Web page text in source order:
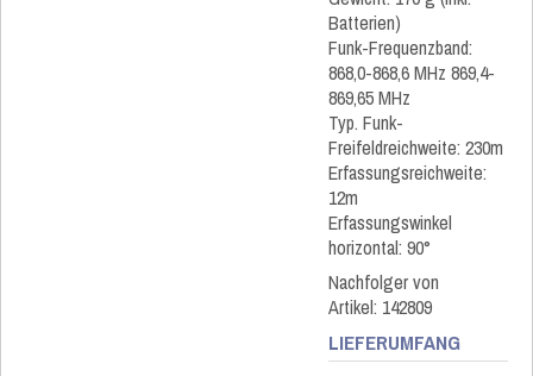
Batterien)
Funk-Frequenzband:
868,0-868,6 MHz 869,4-
869,65 MHz
Typ. Funk-
Freifeldreichweite: 230m
Erfassungsreichweite:
12m
Erfassungswinkel
horizontal: 90°
Nachfolger von
Artikel: 142809
LIEFERUMFANG